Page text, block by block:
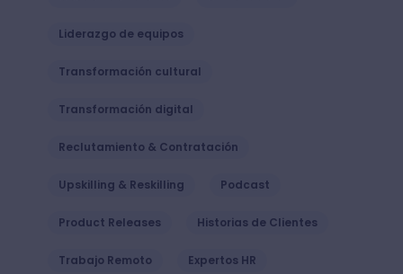
Liderazgo de equipos
Transformación cultural
Transformación digital
Reclutamiento & Contratación
Upskilling & Reskilling Podcast
Product Releases Historias de Clientes
Trabajo Remoto Expertos HR